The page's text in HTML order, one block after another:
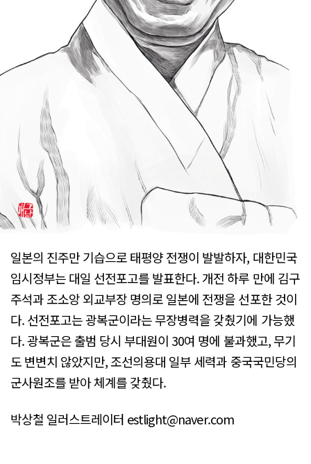
일본의 진주만 기습으로 태평양 전쟁이 발발하자, 대한민국
임시정부는 대일 선전포고를 발표한다. 개전 하루 만에 김구
주석과 조소앙 외교부장 명의로 일본에 전쟁을 선포한 것이
다. 선전포고는 광복군이라는 무장병력을 갖췄기에 가능했
다. 광복군은 출범 당시 부대원이 30여 명에 불과했고, 무기
도 변변치 않았지만, 조선의용대 일부 세력과 중국국민당의
군사원조를 받아 체계를 갖췄다.
박상철 일러스트레이터 estlight@naver.com